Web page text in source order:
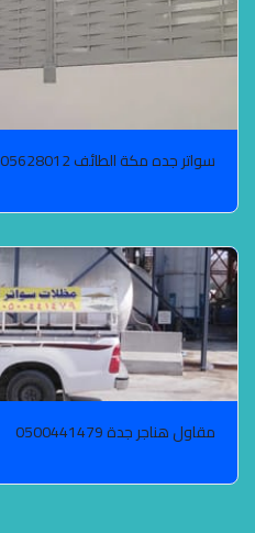
سواتر جده مكة الطائف 0505628012
مقاول هناجر جدة 0500441479